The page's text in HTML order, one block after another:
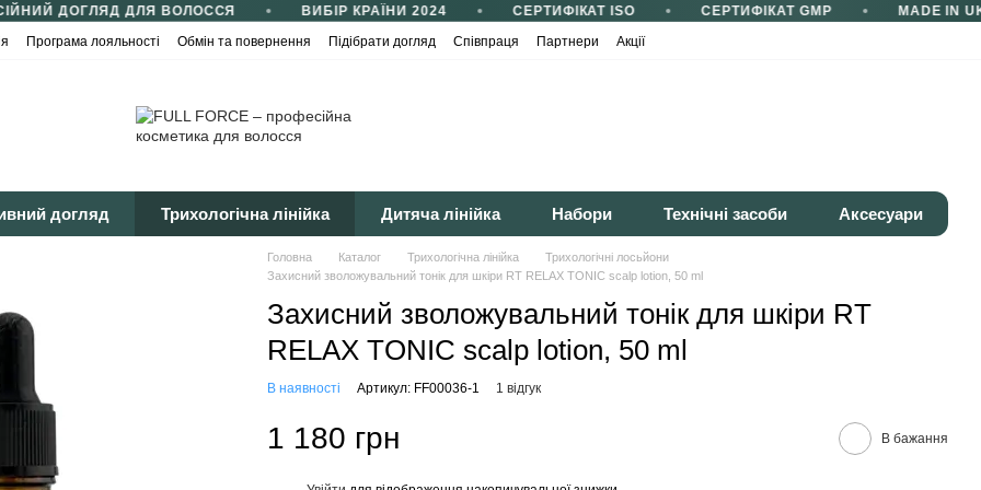
ДОГЛЯД ДЛЯ ВОЛОССЯ ВИБІР КРАЇНИ 2024 СЕРТИФІКАТ ISO СЕРТИФІКАТ GMP
MADE IN
Програма лояльності Обмін та повернення Підібрати догляд Співпраця Партнери
Акції
догляд Трихологічна лінійка Дитяча лінійка Набори Технічні засоби Аксесуари
Головна Каталог Трихологічна лінійка
Трихологічні лосьйони
Захисний зволожувальний тонік для шкіри RT RELAX TONIC scalp lotion, 50 ml
Захисний зволожувальний тонік для шкіри RT
RELAX TONIC scalp lotion, 50 ml
В наявності Артикул: FF00036-1 1 відгук
1 180 грн В бажання